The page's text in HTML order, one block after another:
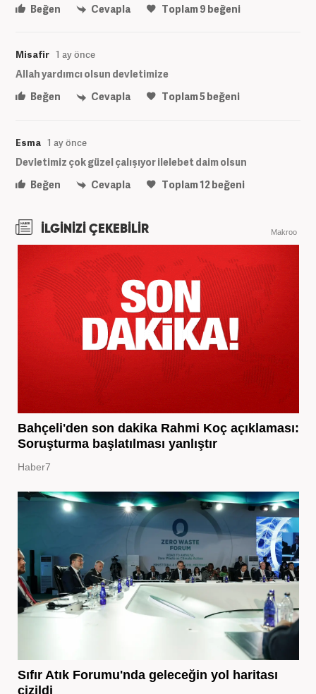
Beğen
Cevapla Toplam9 beğeni
Misafir 1 ay önce
Allah yardımcı olsun devletimize
Beğen
Cevapla Toplam5beğeni
Esma 1 ay önce
Devletimiz çok güzel çalışıyor ilelebet daim olsun
Beğen
Cevapla Toplam12 beğeni
İLGİNİZİ ÇEKEBİLİR Makroo
Bahçeli'den son dakika Rahmi Koç açıklaması:
Soruşturma başlatılması yanlıştır
Haber7
Sıfır Atık Forumu'nda geleceğin yol haritası
çizildi